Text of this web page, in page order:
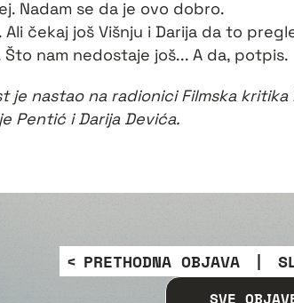
Nadam se da je ovo dobro.
Ali čekaj još Višnju i Darija da to
Što nam nedostaje još... A da, potpis.
je nastao na radionici Filmska
Pentić i Darija Devića.
PRETHODNA OBJAVA |
SVE